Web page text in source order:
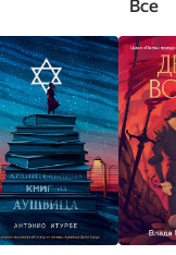
Все